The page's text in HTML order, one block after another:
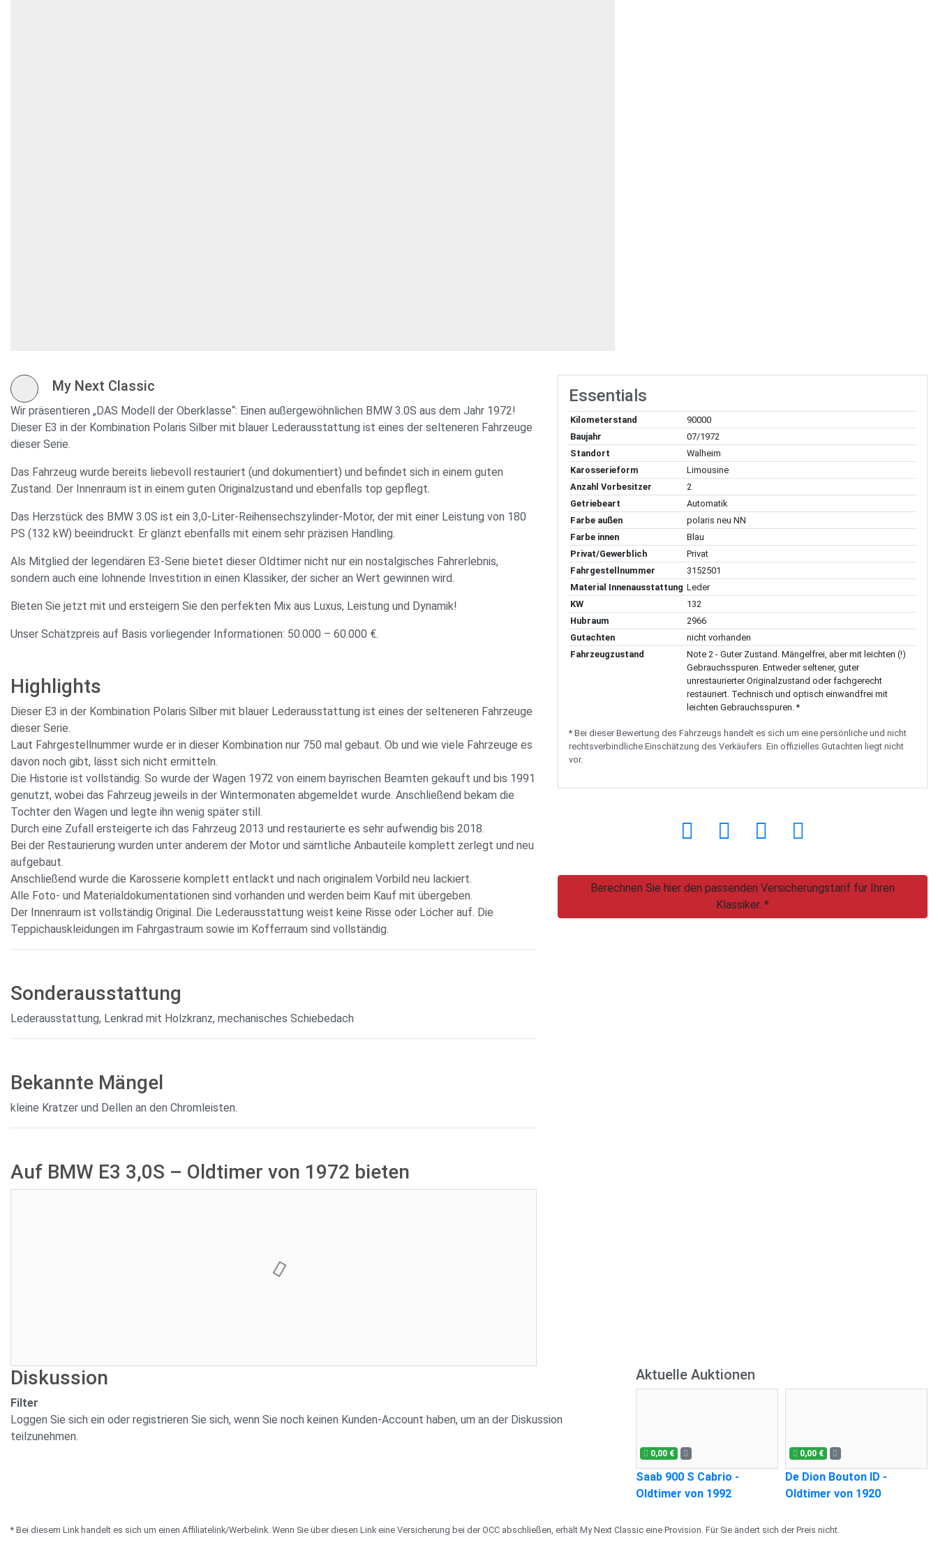
My Next Classic
Wir präsentieren „DAS Modell der Oberklasse“: Einen außergewöhnlichen BMW 3.0S aus dem Jahr 1972!
Dieser E3 in der Kombination Polaris Silber mit blauer Lederausstattung ist eines der selteneren Fahrzeuge
dieser Serie.
Das Fahrzeug wurde bereits liebevoll restauriert (und dokumentiert) und befindet sich in einem guten
Zustand. Der Innenraum ist in einem guten Originalzustand und ebenfalls top gepflegt.
Das Herzstück des BMW 3.0S ist ein 3,0-Liter-Reihensechszylinder-Motor, der mit einer Leistung von 180
PS (132 kW) beeindruckt. Er glänzt ebenfalls mit einem sehr präzisen Handling.
Als Mitglied der legendären E3-Serie bietet dieser Oldtimer nicht nur ein nostalgisches Fahrerlebnis,
sondern auch eine lohnende Investition in einen Klassiker, der sicher an Wert gewinnen wird.
Bieten Sie jetzt mit und ersteigern Sie den perfekten Mix aus Luxus, Leistung und Dynamik!
Unser Schätzpreis auf Basis vorliegender Informationen: 50.000 – 60.000 €.
Highlights
Dieser E3 in der Kombination Polaris Silber mit blauer Lederausstattung ist eines der selteneren Fahrzeuge
dieser Serie.
Laut Fahrgestellnummer wurde er in dieser Kombination nur 750 mal gebaut. Ob und wie viele Fahrzeuge es
davon noch gibt, lässt sich nicht ermitteln.
Die Historie ist vollständig. So wurde der Wagen 1972 von einem bayrischen Beamten gekauft und bis 1991
genutzt, wobei das Fahrzeug jeweils in der Wintermonaten abgemeldet wurde. Anschließend bekam die
Tochter den Wagen und legte ihn wenig später still.
Durch eine Zufall ersteigerte ich das Fahrzeug 2013 und restaurierte es sehr aufwendig bis 2018.
Bei der Restaurierung wurden unter anderem der Motor und sämtliche Anbauteile komplett zerlegt und neu
aufgebaut.
Anschließend wurde die Karosserie komplett entlackt und nach originalem Vorbild neu lackiert.
Alle Foto- und Materialdokumentationen sind vorhanden und werden beim Kauf mit übergeben.
Der Innenraum ist vollständig Original. Die Lederausstattung weist keine Risse oder Löcher auf. Die
Teppichauskleidungen im Fahrgastraum sowie im Kofferraum sind vollständig.
Sonderausstattung
Lederausstattung, Lenkrad mit Holzkranz, mechanisches Schiebedach
Bekannte Mängel
kleine Kratzer und Dellen an den Chromleisten.
Auf BMW E3 3,0S – Oldtimer von 1972 bieten
Essentials
Kilometerstand
90000
Baujahr
07/1972
Standort
Walheim
Karosserieform
Limousine
Anzahl Vorbesitzer
2
Getriebeart
Automatik
Farbe außen
polaris neu NN
Farbe innen
Blau
Privat/Gewerblich
Privat
Fahrgestellnummer
3152501
Material Innenausstattung Leder
KW
132
Hubraum
2966
Gutachten
nicht vorhanden
Fahrzeugzustand
Note 2 - Guter Zustand. Mängelfrei, aber mit leichten (!)
Gebrauchsspuren. Entweder seltener, guter
unrestaurierter Originalzustand oder fachgerecht
restauriert. Technisch und optisch einwandfrei mit
leichten Gebrauchsspuren. *
* Bei dieser Bewertung des Fahrzeugs handelt es sich um eine persönliche und nicht
rechtsverbindliche Einschätzung des Verkäufers. Ein offizielles Gutachten liegt nicht
vor.
Berechnen Sie hier den passenden Versicherungstarif für Ihren
Klassiker. *
Diskussion
Filter
Loggen Sie sich ein oder registrieren Sie sich, wenn Sie noch keinen Kunden-Account haben, um an der Diskussion
teilzunehmen.
Aktuelle Auktionen
0,00 €
Saab 900 S Cabrio -
Oldtimer von 1992
0,00 €
De Dion Bouton ID -
Oldtimer von 1920
* Bei diesem Link handelt es sich um einen Affiliatelink/Werbelink. Wenn Sie über diesen Link eine Versicherung bei der OCC abschließen, erhält My Next Classic eine Provision. Für Sie ändert sich der Preis nicht.